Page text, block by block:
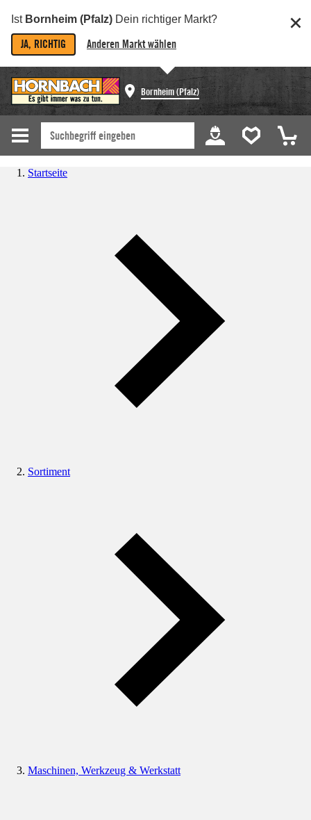
Ist Bornheim (Pfalz) Dein richtiger Markt?
JA, RICHTIG Anderen Markt wählen
Bornheim (Pfalz)
Startseite
Sortiment
Maschinen, Werkzeug & Werkstatt